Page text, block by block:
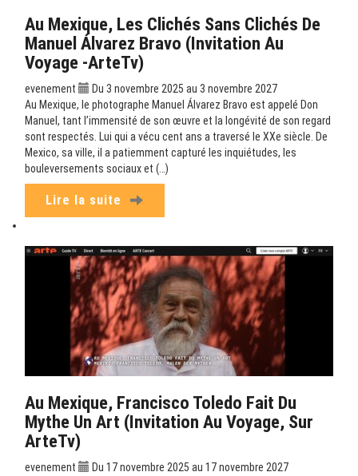
Au Mexique, Les Clichés Sans Clichés De
Manuel Álvarez Bravo (Invitation Au
Voyage -ArteTv)
evenement
Du 3 novembre 2025 au 3 novembre 2027
Au Mexique, le photographe Manuel Álvarez Bravo est appelé Don
Manuel, tant l’immensité de son œuvre et la longévité de son regard
sont respectés. Lui qui a vécu cent ans a traversé le XXe siècle. De
Mexico, sa ville, il a patiemment capturé les inquiétudes, les
bouleversements sociaux et (…)
Lire la suite
Au Mexique, Francisco Toledo Fait Du
Mythe Un Art (Invitation Au Voyage, Sur
ArteTv)
evenement
Du 17 novembre 2025 au 17 novembre 2027